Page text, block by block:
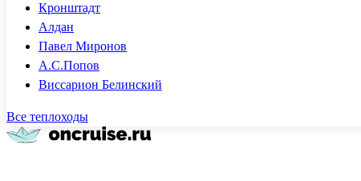
Кронштадт
Алдан
Павел Миронов
А.С.Попов
Виссарион Белинский
Все теплоходы